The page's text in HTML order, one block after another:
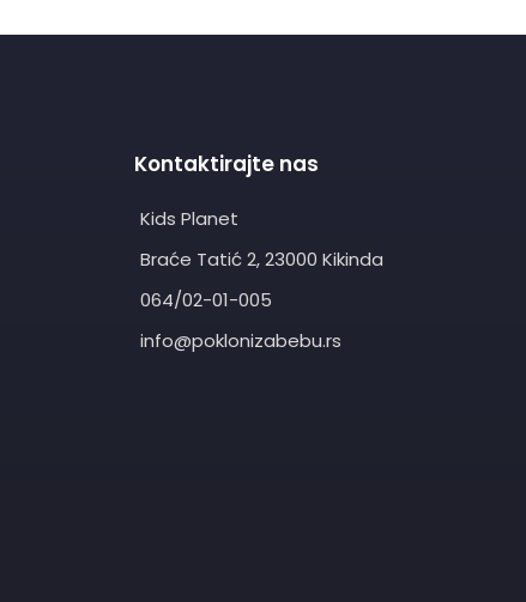
Kontaktirajte nas
Kids Planet
Braće Tatić 2, 23000 Kikinda
064/02-01-005
info@poklonizabebu.rs